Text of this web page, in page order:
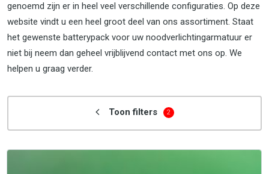
genoemd zijn er in heel veel verschillende configuraties. Op deze
website vindt u een heel groot deel van ons assortiment. Staat
het gewenste batterypack voor uw noodverlichtingarmatuur er
niet bij neem dan geheel vrijblijvend contact met ons op. We
helpen u graag verder.
Toon filters 2